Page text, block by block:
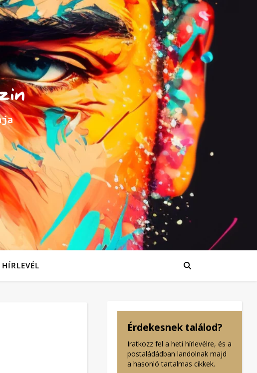
HÍRLEVÉL
Érdekesnek találod?
Iratkozz fel a heti hírlevélre, és a
postaládádban landolnak majd
a hasonló tartalmas cikkek.